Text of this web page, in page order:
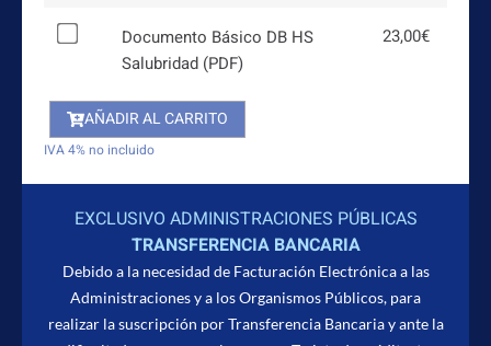
Documento Básico DB HS
Salubridad (PDF)
23,00€
AÑADIR AL CARRITO
IVA 4% no incluido
EXCLUSIVO ADMINISTRACIONES PÚBLICAS
TRANSFERENCIA BANCARIA
Debido a la necesidad de Facturación Electrónica a las
Administraciones y a los Organismos Públicos, para
realizar la suscripción por Transferencia Bancaria y ante la